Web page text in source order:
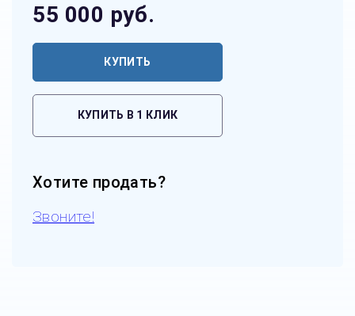
55 000 руб.
КУПИТЬ
КУПИТЬ В 1 КЛИК
Хотите продать?
Звоните!